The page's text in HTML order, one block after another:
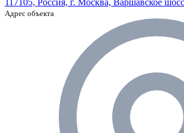
117105, Россия, г. Москва, Варшавское
Адрес объекта